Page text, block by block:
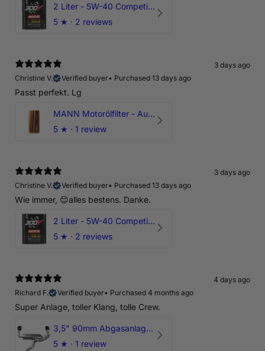
2 Liter - 5W-40 Competition 300V Motul Motoröl
5 ★ · 2 reviews
3 days ago
Christine V.
Verified buyer• Purchased 13 days ago
Passt perfekt. Lg
MANN Motorölfilter - Audi RS3 TTRS RSQ3 VZ5 - DAZ DNW
5 ★ · 1 review
3 days ago
Christine V.
Verified buyer• Purchased 13 days ago
Wie immer, 😊alles bestens. Danke.
2 Liter - 5W-40 Competition 300V Motul Motoröl
5 ★ · 2 reviews
4 days ago
Richard F.
Verified buyer• Purchased 4 months ago
Super Anlage, toller Klang, tolle Crew.
3,5" 90mm Abgasanlage AUDI RSQ3 DNWA 2.5 TFSI
5 ★ · 1 review